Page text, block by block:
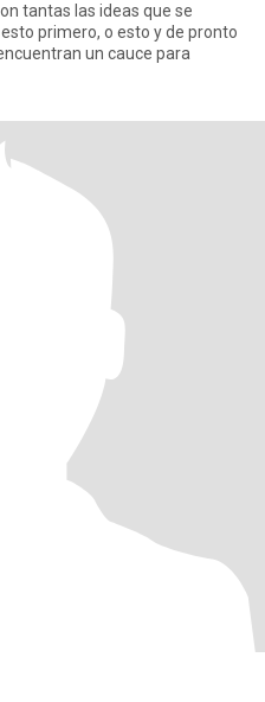
tantas las ideas que se
primero, o esto y de pronto
un cauce para